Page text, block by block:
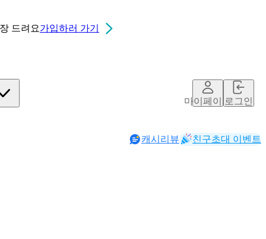
드려요가입하러 가기
마이페이지로그인
캐시리뷰 친구초대 이벤트